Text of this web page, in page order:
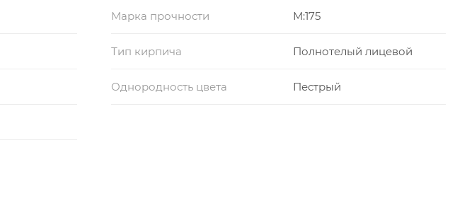
Марка прочности М:175
Тип кирпича Полнотелый лицевой
Однородность цвета Пестрый